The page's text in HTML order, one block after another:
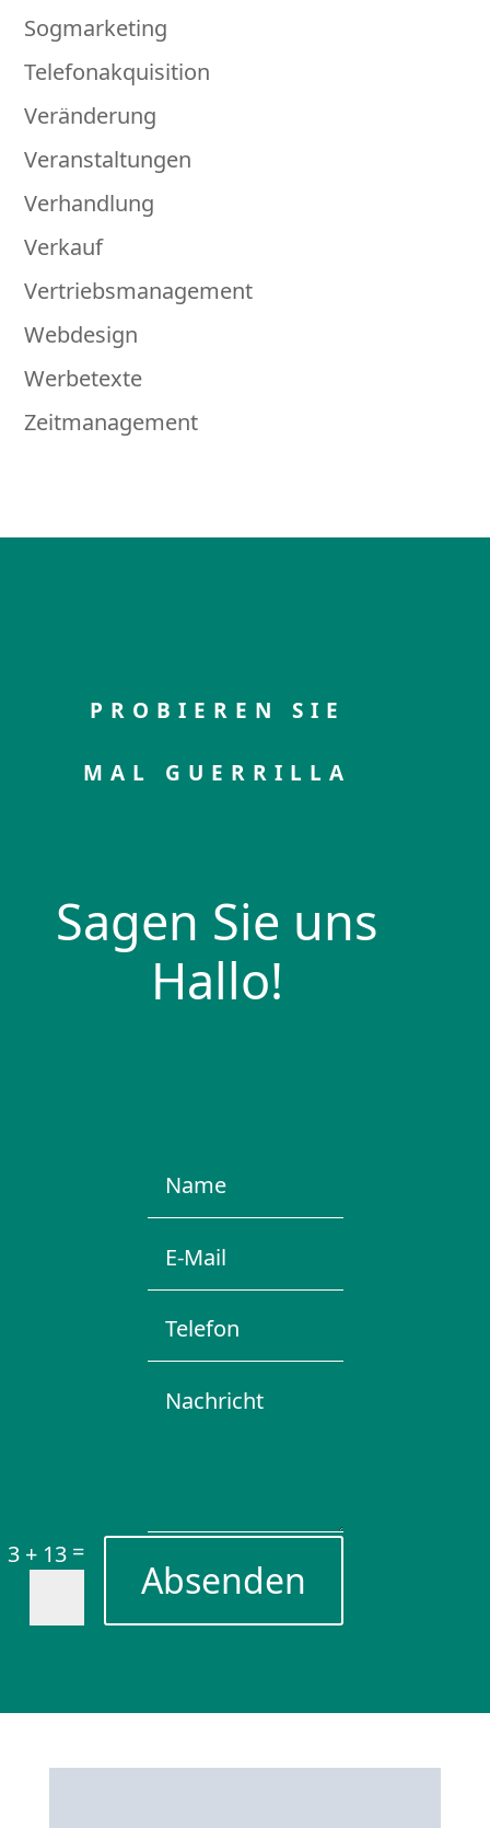
Sogmarketing
Telefonakquisition
Veränderung
Veranstaltungen
Verhandlung
Verkauf
Vertriebsmanagement
Webdesign
Werbetexte
Zeitmanagement
PROBIEREN SIE
MAL GUERRILLA
Sagen Sie uns
Hallo!
3 + 13=
Absenden